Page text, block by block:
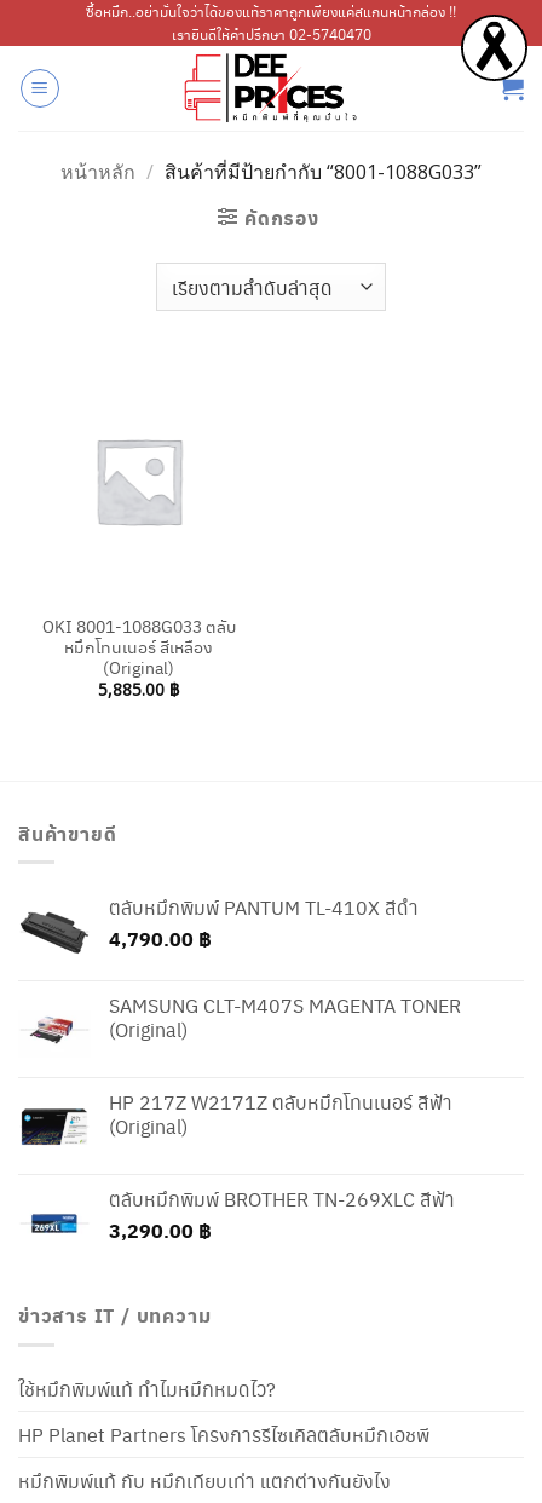
ไป
เนื้อหา
ซื้อหมึก..อย่ามั่นใจว่าได้ของแท้ราคาถูกเพียงแค่สแกนหน้ากล่อง !!
เรายินดีให้คำปรึกษา 02-5740470
หน้าหลัก / สินค้าที่มีป้ายกำกับ “8001-1088G033”
คัดกรอง
OKI 8001-1088G033 ตลับ
หมึกโทนเนอร์ สีเหลือง
(Original)
5,885.00 ฿
สินค้าขายดี
ตลับหมึกพิมพ์ PANTUM TL-410X สีดำ
4,790.00 ฿
SAMSUNG CLT-M407S MAGENTA TONER
(Original)
HP 217Z W2171Z ตลับหมึกโทนเนอร์ สีฟ้า
(Original)
ตลับหมึกพิมพ์ BROTHER TN-269XLC สีฟ้า
3,290.00 ฿
ข่าวสาร IT / บทความ
ใช้หมึกพิมพ์แท้ ทำไมหมึกหมดไว?
HP Planet Partners โครงการรีไซเคิลตลับหมึกเอชพี
หมึกพิมพ์แท้ กับ หมึกเทียบเท่า แตกต่างกันยังไง